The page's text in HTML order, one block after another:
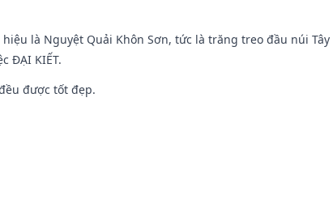
là Nguyệt Quải Khôn Sơn, tức là trăng treo đầu núi
ĐẠI KIẾT.
được tốt đẹp.